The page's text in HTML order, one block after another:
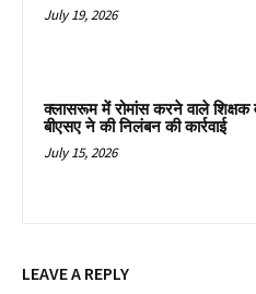
July 19, 2026
क्लासरूम में रोमांस करने वाले शिक्षक
बीएसए ने की निलंबन की कार्रवाई
July 15, 2026
LEAVE A REPLY